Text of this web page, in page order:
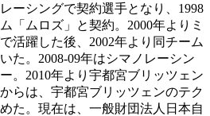
ーシングで契約選手となり、1998
「ムロズ」と契約。2000年よりミ
活躍した後、2002年より同チーム
た。2008-09年はシマノレーシン
。2010年より宇都宮ブリッツェン
らは、宇都宮ブリッツェンのテク
た。現在は、一般財団法人日本自